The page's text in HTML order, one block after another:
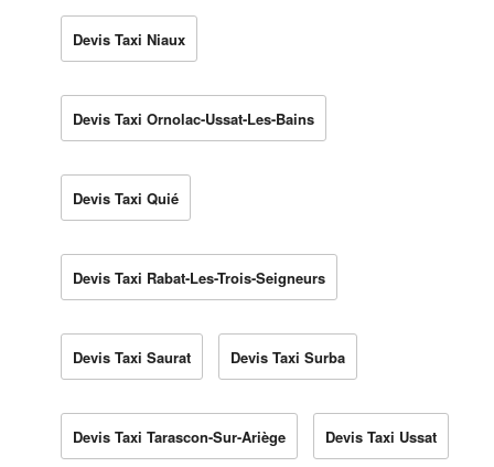
Devis Taxi Niaux
Devis Taxi Ornolac-Ussat-Les-Bains
Devis Taxi Quié
Devis Taxi Rabat-Les-Trois-Seigneurs
Devis Taxi Saurat Devis Taxi Surba
Devis Taxi Tarascon-Sur-Ariège Devis Taxi Ussat